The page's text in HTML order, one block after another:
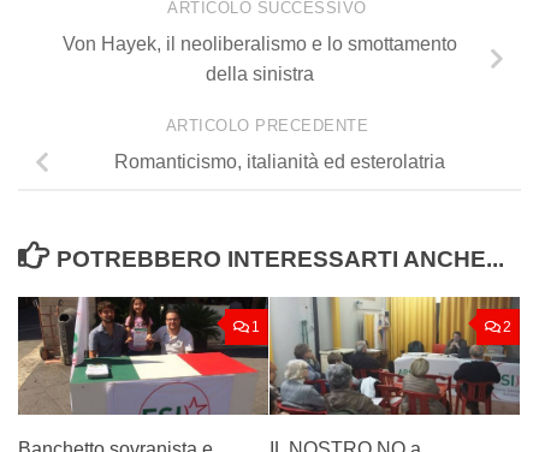
ARTICOLO SUCCESSIVO
Von Hayek, il neoliberalismo e lo smottamento
della sinistra
ARTICOLO PRECEDENTE
Romanticismo, italianità ed esterolatria
POTREBBERO INTERESSARTI ANCHE...
1 2